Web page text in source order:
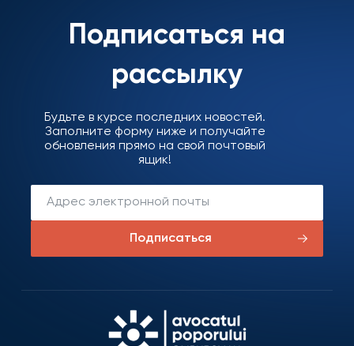
Подписаться на
рассылку
Будьте в курсе последних новостей.
Заполните форму ниже и получайте
обновления прямо на свой почтовый
ящик!
Подписаться